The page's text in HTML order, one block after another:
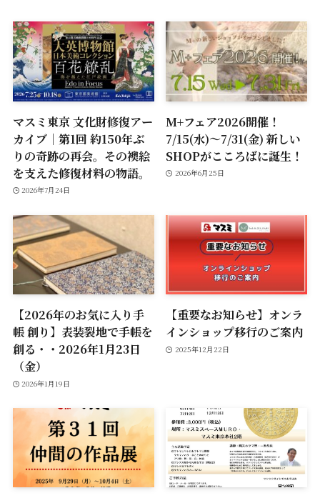
マスミ東京 文化財修復アー
カイブ｜第1回 約150年ぶ
りの奇跡の再会。その襖絵
を支えた修復材料の物語。
2026年7月24日
M+フェア2026開催！
7/15(水)～7/31(金) 新しい
SHOPがこころばに誕生！
2026年6月25日
【2026年のお気に入り手
帳 創り】表装裂地で手帳を
創る・・2026年1月23日
（金）
2026年1月19日
【重要なお知らせ】オンラ
インショップ移行のご案内
2025年12月22日